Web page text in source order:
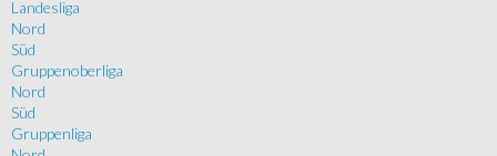
Landesliga
Nord
Süd
Gruppenoberliga
Nord
Süd
Gruppenliga